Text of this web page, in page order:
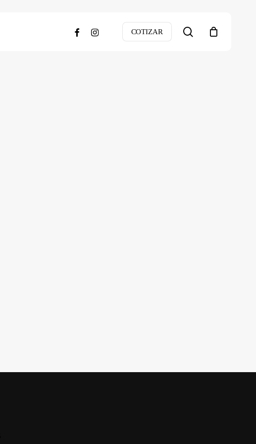
COTIZAR search
facebookinstagram